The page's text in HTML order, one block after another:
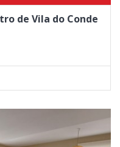
de Vila do Conde